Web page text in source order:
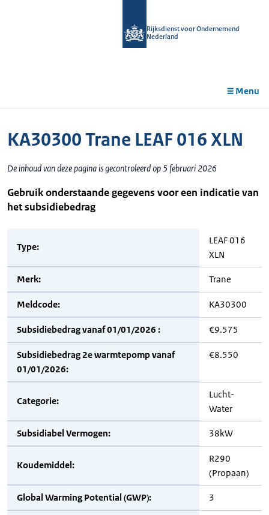
Rijksdienst voor Ondernemend
Nederland
Menu
KA30300 Trane LEAF 016 XLN
De inhoud van deze pagina is gecontroleerd op 5 februari 2026
Gebruik onderstaande gegevens voor een indicatie van
het subsidiebedrag
Type:
LEAF 016
XLN
Merk: Trane
Meldcode: KA30300
Subsidiebedrag vanaf 01/01/2026 : €9.575
Subsidiebedrag 2e warmtepomp vanaf
01/01/2026:
€8.550
Categorie:
Lucht-
Water
Subsidiabel Vermogen: 38kW
Koudemiddel:
R290
(Propaan)
Global Warming Potential (GWP): 3